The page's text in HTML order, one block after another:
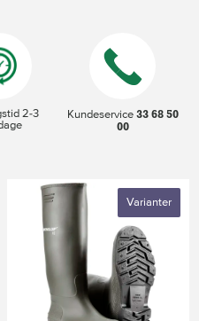
2-3
Kundeservice33 68 50
00
Varianter